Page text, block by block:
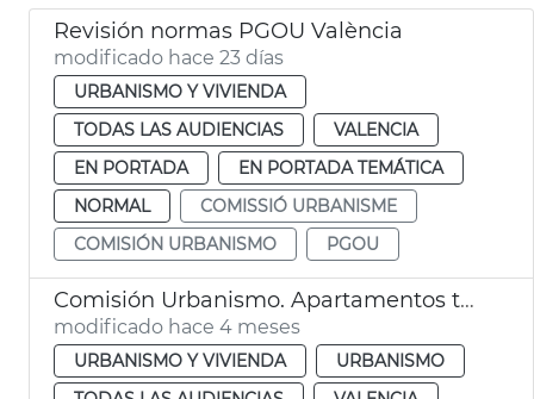
Revisión normas PGOU València
modificado hace 23 días
URBANISMO Y VIVIENDA
TODAS LAS AUDIENCIAS
VALENCIA
EN PORTADA
EN PORTADA TEMÁTICA
NORMAL
COMISSIÓ URBANISME
COMISIÓN URBANISMO
PGOU
Comisión Urbanismo. Apartamentos turísticos en València
modificado hace 4 meses
URBANISMO Y VIVIENDA
URBANISMO